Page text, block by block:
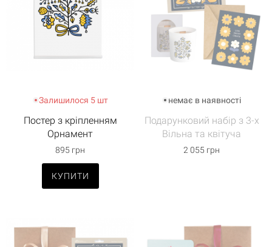
Залишилося 5 шт
Постер з кріпленням
Орнамент
895 грн
КУПИТИ
немає в наявності
Подарунковий набір з 3-х
Вільна та квітуча
2 055 грн